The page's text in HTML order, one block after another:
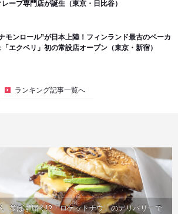
ープ専門店が誕生（東京・日比谷）
モンロール”が日本上陸！フィンランド最古のベーカ
「エクベリ」初の常設店オープン（東京・新宿）
ランキング記事一覧へ
並ばず届く!?「ロケットナウ」のデリバリーで